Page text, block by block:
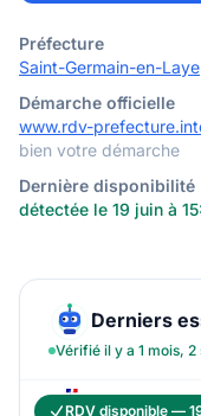
Préfecture
Saint-Germain-en-Laye
Démarche officielle
www.rdv-
bien votre démarche
Dernière disponibilité
détectée le 19 juin à
Derniers
Vérifié il y a 1 mois, 2
RDV disponible —